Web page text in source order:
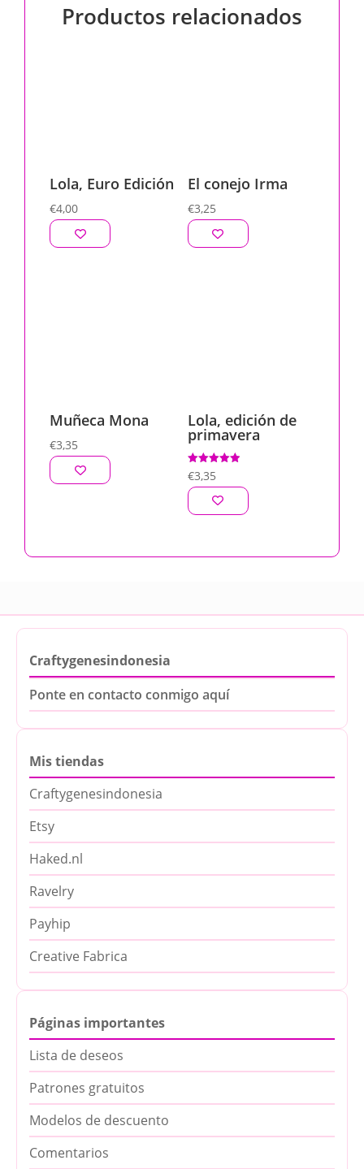
Productos relacionados
Lola, Euro Edición
€4,00
El conejo Irma
€3,25
Muñeca Mona
€3,35
Lola, edición de
primavera
Valorado
con
5.00
€3,35
Craftygenesindonesia
Ponte en contacto conmigo aquí
Mis tiendas
Craftygenesindonesia
Etsy
Haked.nl
Ravelry
Payhip
Creative Fabrica
Páginas importantes
Lista de deseos
Patrones gratuitos
Modelos de descuento
Comentarios